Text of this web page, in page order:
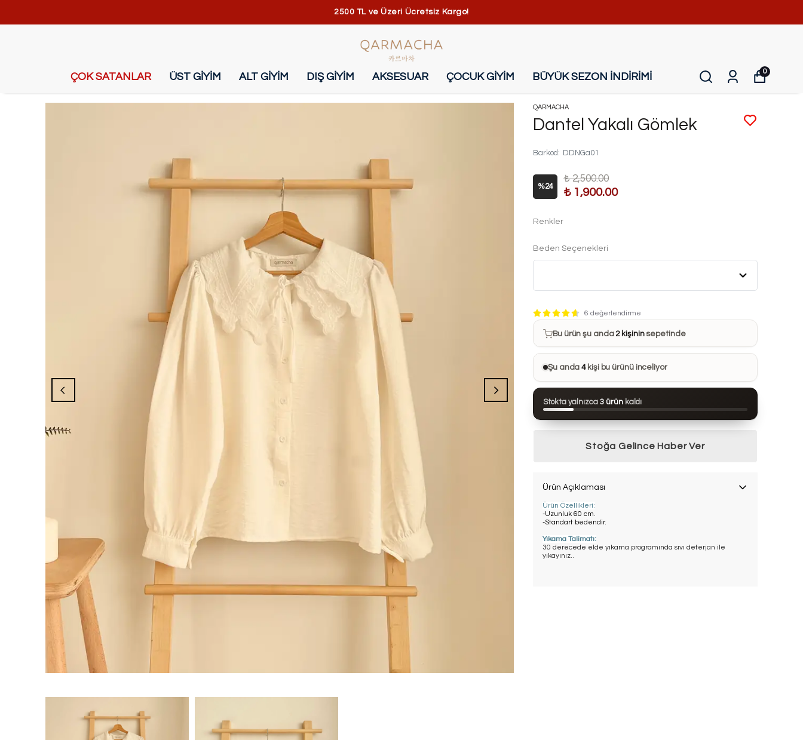
2500 TL ve Üzeri Ücretsiz Kargo!
ÇOK SATANLAR ÜST GİYİM ALT GİYİM DIŞ GİYİM AKSESUAR ÇOCUK GİYİM BÜYÜK SEZON İNDİRİMİ 0
QARMACHA
Dantel Yakalı Gömlek
Barkod : DDNGa01
%24
₺ 2,500.00
₺ 1,900.00
Renkler
Beden Seçenekleri
6 değerlendirme
Bu ürünü10 kişifavorilerine ekledi
Bu ürün son 24 saatte112 kezgörüntülendi
Bu ürün son 7 günde7 kezsatın alındı
Şu anda4kişi bu ürünü inceliyor
Stokta yalnızca 3 ürün kaldı
Stoğa Gelince Haber Ver
Ürün Açıklaması
Ürün Özellikleri:
-Uzunluk 60 cm.
-Standart bedendir.
Yıkama Talimatı:
30 derecede elde yıkama programında sıvı deterjan ile
yıkayınız..